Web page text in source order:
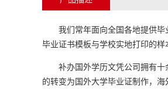
我们常年面向全国各地提供毕
毕业证书模板与学校实地打印的
补办国外学历文凭公司拥有十
的转变为国外大学毕业证制作，